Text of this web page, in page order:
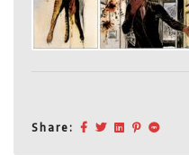
Share: